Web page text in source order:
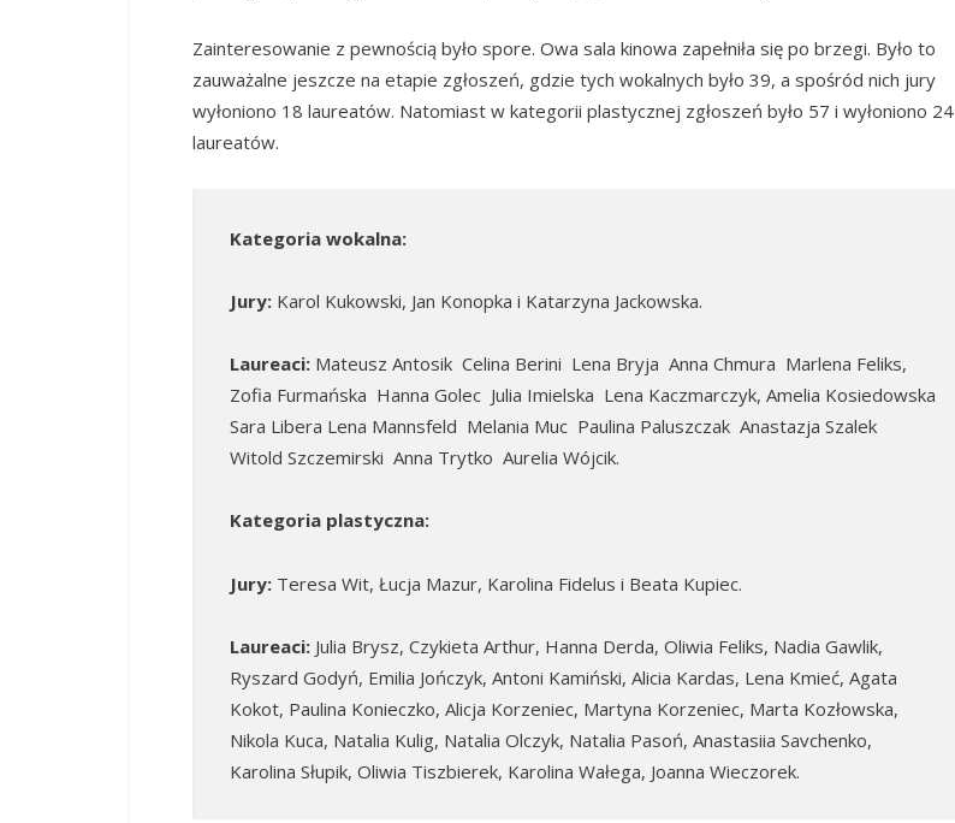
Zainteresowanie z pewnością było spore. Owa sala kinowa zapełniła się po brzegi. Było to
zauważalne jeszcze na etapie zgłoszeń, gdzie tych wokalnych było 39, a spośród nich jury
wyłoniono 18 laureatów. Natomiast w kategorii plastycznej zgłoszeń było 57 i wyłoniono 24
laureatów.
Kategoria wokalna:
Jury: Karol Kukowski, Jan Konopka i Katarzyna Jackowska.
Laureaci: Mateusz Antosik Celina Berini Lena Bryja Anna Chmura Marlena Feliks,
Zofia Furmańska Hanna Golec Julia Imielska Lena Kaczmarczyk, Amelia Kosiedowska
Sara Libera Lena Mannsfeld Melania Muc Paulina Paluszczak Anastazja Szalek
Witold Szczemirski Anna Trytko Aurelia Wójcik.
Kategoria plastyczna:
Jury: Teresa Wit, Łucja Mazur, Karolina Fidelus i Beata Kupiec.
Laureaci: Julia Brysz, Czykieta Arthur, Hanna Derda, Oliwia Feliks, Nadia Gawlik,
Ryszard Godyń, Emilia Jończyk, Antoni Kamiński, Alicia Kardas, Lena Kmieć, Agata
Kokot, Paulina Konieczko, Alicja Korzeniec, Martyna Korzeniec, Marta Kozłowska,
Nikola Kuca, Natalia Kulig, Natalia Olczyk, Natalia Pasoń, Anastasiia Savchenko,
Karolina Słupik, Oliwia Tiszbierek, Karolina Wałega, Joanna Wieczorek.